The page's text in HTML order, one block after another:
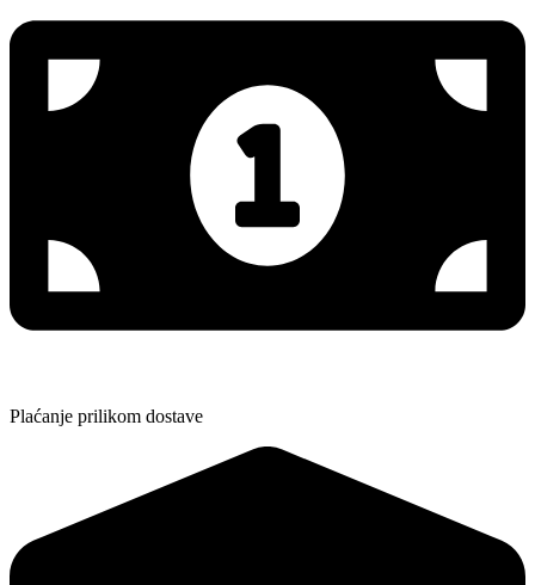
Plaćanje prilikom dostave